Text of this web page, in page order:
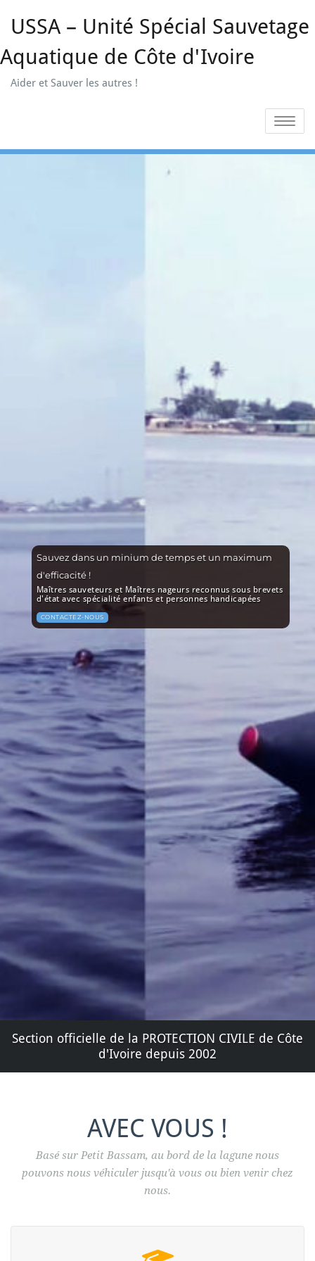
USSA – Unité Spécial Sauvetage
Aquatique de Côte d'Ivoire
Aider et Sauver les autres !
Toggle
Sauvez dans un minium de temps et un maximum
d'efficacité !
Maîtres sauveteurs et Maîtres nageurs reconnus sous brevets
d'état avec spécialité enfants et personnes handicapées
CONTACTEZ-NOUS
Section officielle de la PROTECTION CIVILE de Côte
d'Ivoire depuis 2002
AVEC VOUS !
Basé sur Petit Bassam, au bord de la lagune nous
pouvons nous véhiculer jusqu'à vous ou bien venir chez
nous.